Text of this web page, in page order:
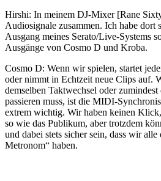
Hirshi: In meinem DJ-Mixer [Rane
Audiosignale zusammen. Ich habe dort
Ausgang meines Serato/Live-Systems
Ausgänge von Cosmo D und Kroba.
Cosmo D: Wenn wir spielen, startet
oder nimmt in Echtzeit neue Clips auf.
demselben Taktwechsel oder
passieren muss, ist die MIDI-
extrem wichtig. Wir haben keinen
so wie das Publikum, aber trotzdem
und dabei stets sicher sein, dass wir alle
Metronom“ haben.